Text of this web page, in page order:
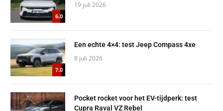
6.0
19 juli 2026
7.0
Een echte 4×4: test Jeep Compass 4xe
8 juli 2026
Pocket rocket voor het EV-tijdperk: test
Cupra Raval VZ Rebel